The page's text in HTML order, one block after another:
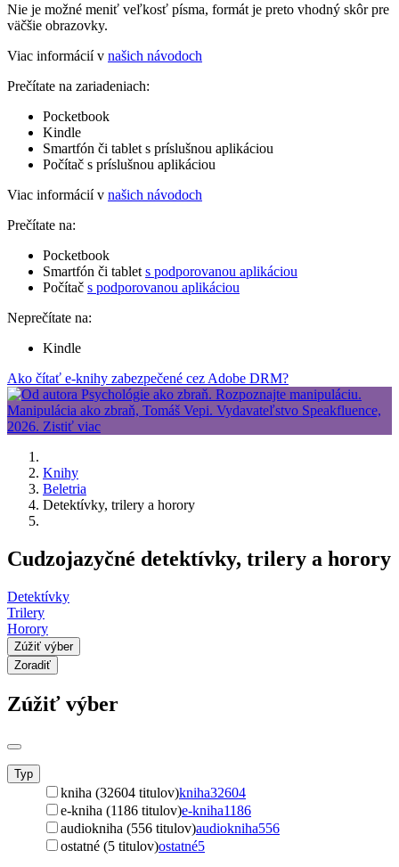
Nie je možné meniť veľkosť písma, formát je preto vhodný skôr pre
väčšie obrazovky.
Viac informácií v našich návodoch
Prečítate na zariadeniach:
Pocketbook
Kindle
Smartfón či tablet s príslušnou aplikáciou
Počítač s príslušnou aplikáciou
Viac informácií v našich návodoch
Prečítate na:
Pocketbook
Smartfón či tablet s podporovanou aplikáciou
Počítač s podporovanou aplikáciou
Neprečítate na:
Kindle
Ako čítať e-knihy zabezpečené cez Adobe DRM?
Knihy
Beletria
Detektívky, trilery a horory
Cudzojazyčné detektívky, trilery a horory
Detektívky
Trilery
Horory
Zúžiť výber
Zoradiť
Zúžiť výber
Typ
kniha (32604 titulov)kniha32604
e-kniha (1186 titulov)e-kniha1186
audiokniha (556 titulov)audiokniha556
ostatné (5 titulov)ostatné5